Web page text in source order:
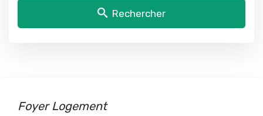
Rechercher
Foyer Logement